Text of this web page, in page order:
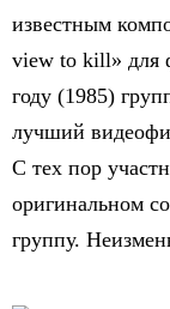
известным
view to kill» для
году (1985)
лучший
С тех пор
оригинальном
группу.